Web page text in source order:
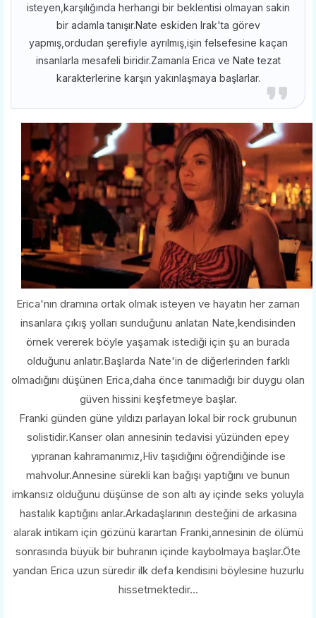
isteyen,karşılığında herhangi bir beklentisi olmayan sakin
bir adamla tanışır.Nate eskiden Irak'ta görev
yapmış,ordudan şerefiyle ayrılmış,işin felsefesine kaçan
insanlarla mesafeli biridir.Zamanla Erica ve Nate tezat
karakterlerine karşın yakınlaşmaya başlarlar.
Erica'nın dramına ortak olmak isteyen ve hayatın her zaman
insanlara çıkış yolları sunduğunu anlatan Nate,kendisinden
örnek vererek böyle yaşamak istediği için şu an burada
olduğunu anlatır.Başlarda Nate'in de diğerlerinden farklı
olmadığını düşünen Erica,daha önce tanımadığı bir duygu olan
güven hissini keşfetmeye başlar.
Franki günden güne yıldızı parlayan lokal bir rock grubunun
solistidir.Kanser olan annesinin tedavisi yüzünden epey
yıpranan kahramanımız,Hiv taşıdığını öğrendiğinde ise
mahvolur.Annesine sürekli kan bağışı yaptığını ve bunun
imkansız olduğunu düşünse de son altı ay içinde seks yoluyla
hastalık kaptığını anlar.Arkadaşlarının desteğini de arkasına
alarak intikam için gözünü karartan Franki,annesinin de ölümü
sonrasında büyük bir buhranın içinde kaybolmaya başlar.Öte
yandan Erica uzun süredir ilk defa kendisini böylesine huzurlu
hissetmektedir...